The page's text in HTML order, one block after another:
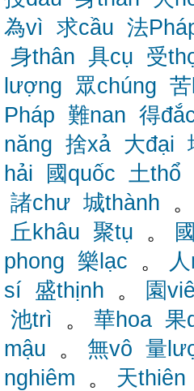
為vì 求cầu 法
身thân 具cụ 受
lượng 眾chúng
Pháp 難nan 得
năng 捨xả 大đại
hải
國quốc 土thổ
諸chư 城thành 。
丘khâu 聚tụ 。
phong 樂lạc 。
sí 盛thịnh 。 園
池trì 。 華hoa 果
mậu 。 無vô 量
nghiêm 。 天thiên